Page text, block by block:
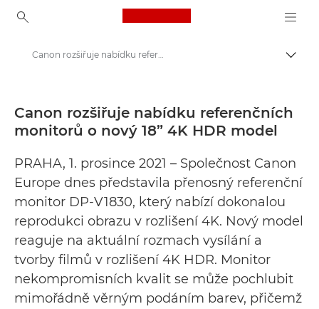
Canon Logo, back to
Tiskové centrum
Canon rozšiřuje nabídku referenčních monitorů o nový 18” 4K HDR model - Tiskové centrum Canon
Canon rozšiřuje nabídku referenčních
monitorů o nový 18” 4K HDR model
PRAHA, 1. prosince 2021 – Společnost Canon
Europe dnes představila přenosný referenční
monitor DP-V1830, který nabízí dokonalou
reprodukci obrazu v rozlišení 4K. Nový model
reaguje na aktuální rozmach vysílání a
tvorby filmů v rozlišení 4K HDR. Monitor
nekompromisních kvalit se může pochlubit
mimořádně věrným podáním barev, přičemž